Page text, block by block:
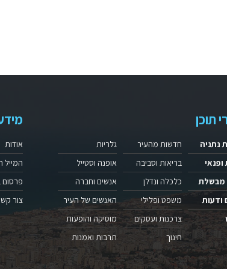
תוכן
נתניה
ופנאי
מבשלת
ודעות
חדשות מהעיר
בריאות וסביבה
כלכלה ונדלן
משפט ופלילי
צרכנות ועסקים
חינוך
גלריות
אופנה וסטייל
אנשים וחברה
האנשים של העיר
מוסיקה והופעות
תרבות ואמנות
אודות
המייל
צור